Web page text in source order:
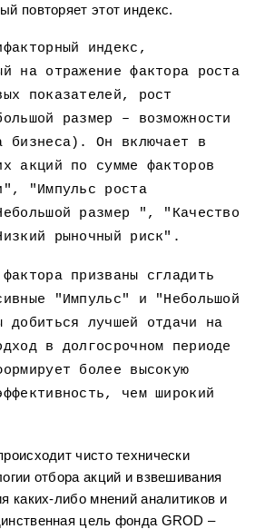
повторяет этот индекс.
индекс,
на отражение фактора роста
показателей, рост
размер – возможности
бизнеса). Он включает в
акций по сумме факторов
"Импульс роста
размер ", "Качество
рыночный риск".
призваны сгладить
"Импульс" и "Небольшой
добиться лучшей отдачи на
в долгосрочном периоде
более высокую
чем широкий
чисто технически
отбора акций и взвешивания
каких-либо мнений аналитиков и
цель фонда GROD –